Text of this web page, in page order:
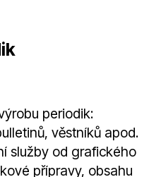
periodik:
věstníků apod.
služby od grafického
přípravy, obsahu